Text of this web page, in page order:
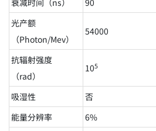
衰减时间（ns）
90
光产额
（Photon/Mev）
54000
抗辐射强度
（rad）
105
吸湿性
否
能量分辨率
6%